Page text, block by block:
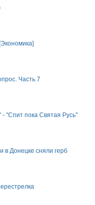
Часть 7
"Спит пока Святая Русь"
в Донецке сняли герб